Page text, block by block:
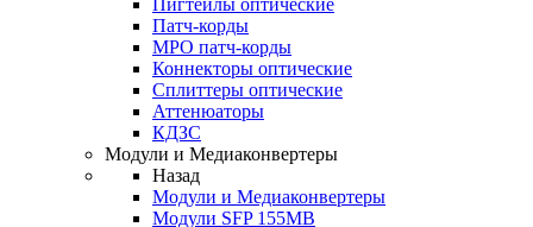
Пигтейлы оптические
Патч-корды
MPO патч-корды
Коннекторы оптические
Сплиттеры оптические
Аттенюаторы
КДЗС
Модули и Медиаконвертеры
Назад
Модули и Медиаконвертеры
Модули SFP 155MB